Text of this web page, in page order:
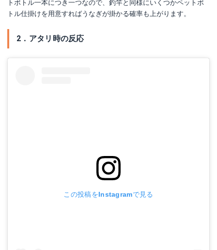
トボトル一本につき一つなので、釣竿と同様にいくつかペットボ
トル仕掛けを用意すればうなぎが掛かる確率も上がります。
2．アタリ時の反応
この投稿をInstagramで見る